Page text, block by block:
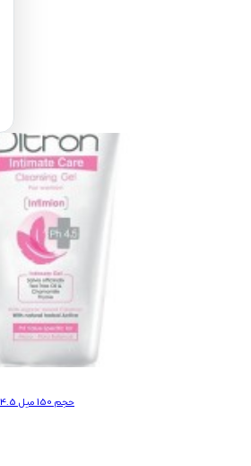
ژل بهداشتی بانوان دیترون مدل pH 4.5 حجم 150 میل